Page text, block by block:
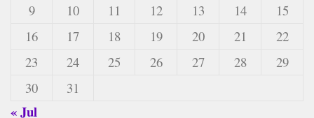
9
10 11 12 13 14
15
16
17 18 19 20 21
22
23
24 25 26 27 28
29
30
31
« Jul